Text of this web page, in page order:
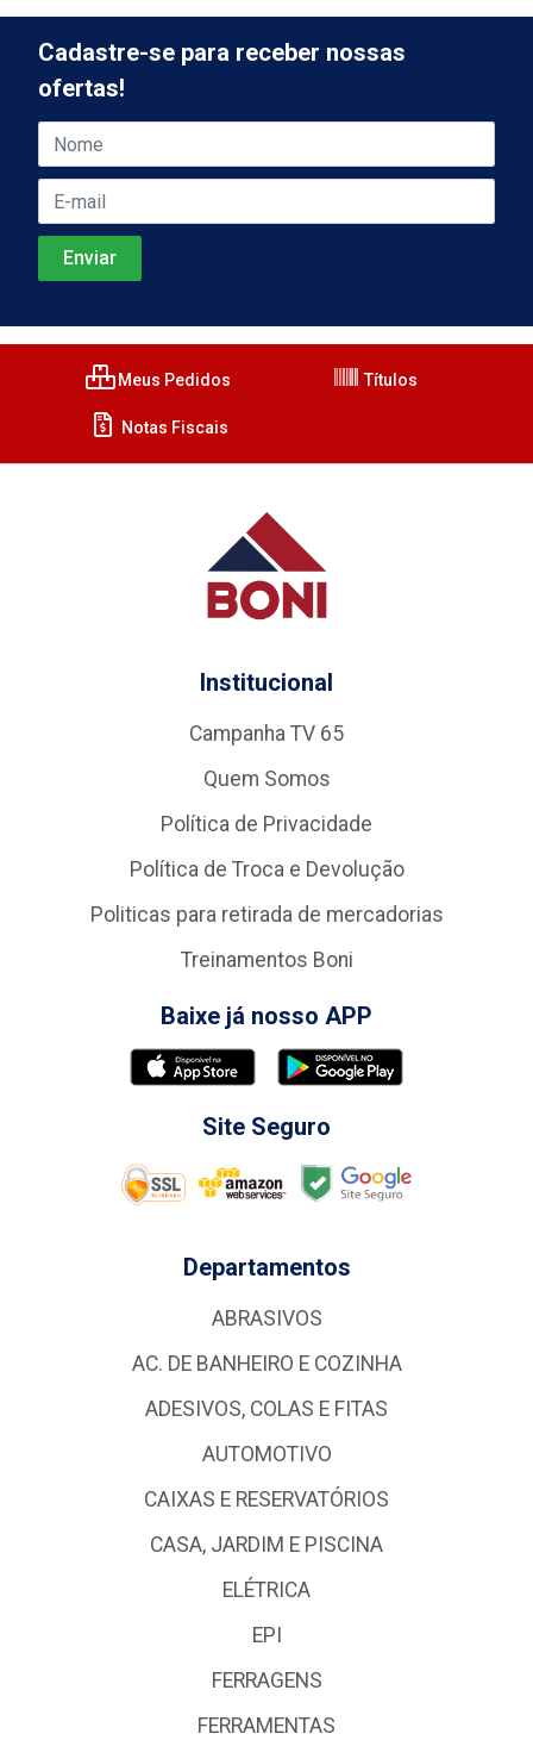
Cadastre-se para receber nossas
ofertas!
Meus Pedidos Títulos
Notas Fiscais
Institucional
Campanha TV 65
Quem Somos
Política de Privacidade
Política de Troca e Devolução
Politicas para retirada de mercadorias
Treinamentos Boni
Baixe já nosso APP
Site Seguro
Departamentos
ABRASIVOS
AC. DE BANHEIRO E COZINHA
ADESIVOS, COLAS E FITAS
AUTOMOTIVO
CAIXAS E RESERVATÓRIOS
CASA, JARDIM E PISCINA
ELÉTRICA
EPI
FERRAGENS
FERRAMENTAS